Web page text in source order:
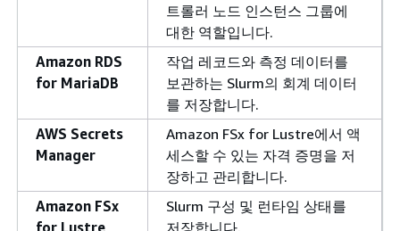
트롤러 노드 인스턴스 그룹에
대한 역할입니다.
Amazon RDS
for MariaDB
작업 레코드와 측정 데이터를
보관하는 Slurm의 회계 데이터
를 저장합니다.
AWS Secrets
Manager
Amazon FSx for Lustre에서 액
세스할 수 있는 자격 증명을 저
장하고 관리합니다.
Amazon FSx
for Lustre
Slurm 구성 및 런타임 상태를
저장합니다.